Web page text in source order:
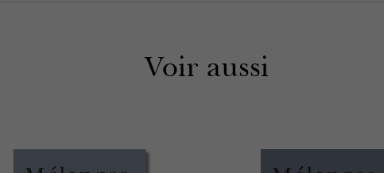
Voir aussi